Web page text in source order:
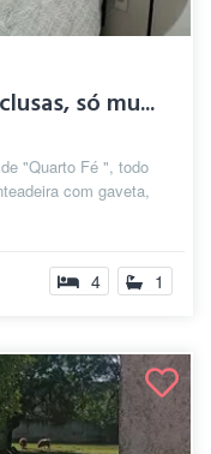
só mu...
"Quarto Fé ", todo
com gaveta,
4 1